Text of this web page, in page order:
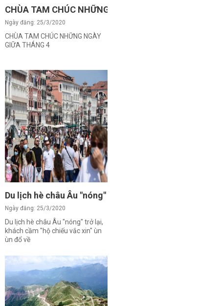
CHÙA TAM CHÚC NHỮNG NGÀY GIỮA THÁNG 4
Ngày đăng: 25/3/2020
CHÙA TAM CHÚC NHỮNG NGÀY
GIỮA THÁNG 4
Du lịch hè châu Âu "nóng" trở lại, khách cầm "hộ
Ngày đăng: 25/3/2020
Du lịch hè châu Âu "nóng" trở lại,
khách cầm "hộ chiếu vắc xin" ùn
ùn đổ về